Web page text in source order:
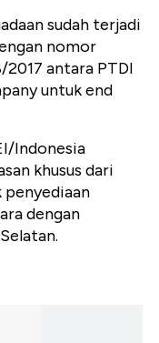
sudah terjadi
nomor
antara PTDI
untuk end
Indonesia
khusus dari
penyediaan
dengan